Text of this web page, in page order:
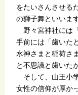
をたいさんさせる
の獅子舞といいます
野々宮神社には
手前には「歯いた
水神さまと稲荷さ
と不思議と歯いた
そして、山王小
女性の信仰が厚か